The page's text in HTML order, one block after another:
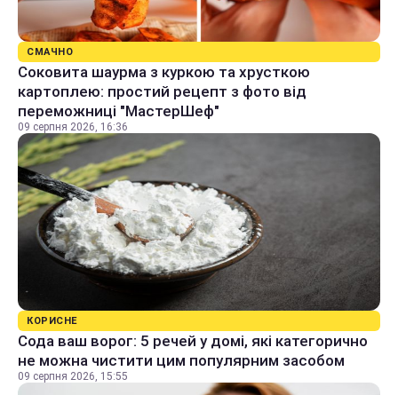
СМАЧНО
Соковита шаурма з куркою та хрусткою
картоплею: простий рецепт з фото від
переможниці "МастерШеф"
09 серпня 2026, 16:36
КОРИСНЕ
Сода ваш ворог: 5 речей у домі, які категорично
не можна чистити цим популярним засобом
09 серпня 2026, 15:55